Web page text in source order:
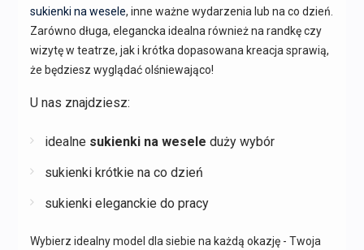
sukienki na wesele, inne ważne wydarzenia lub na co dzień.
Zarówno długa, elegancka idealna również na randkę czy
wizytę w teatrze, jak i krótka dopasowana kreacja sprawią,
że będziesz wyglądać olśniewająco!
U nas znajdziesz:
idealne sukienki na wesele duży wybór
sukienki krótkie na co dzień
sukienki eleganckie do pracy
Wybierz idealny model dla siebie na każdą okazję - Twoja